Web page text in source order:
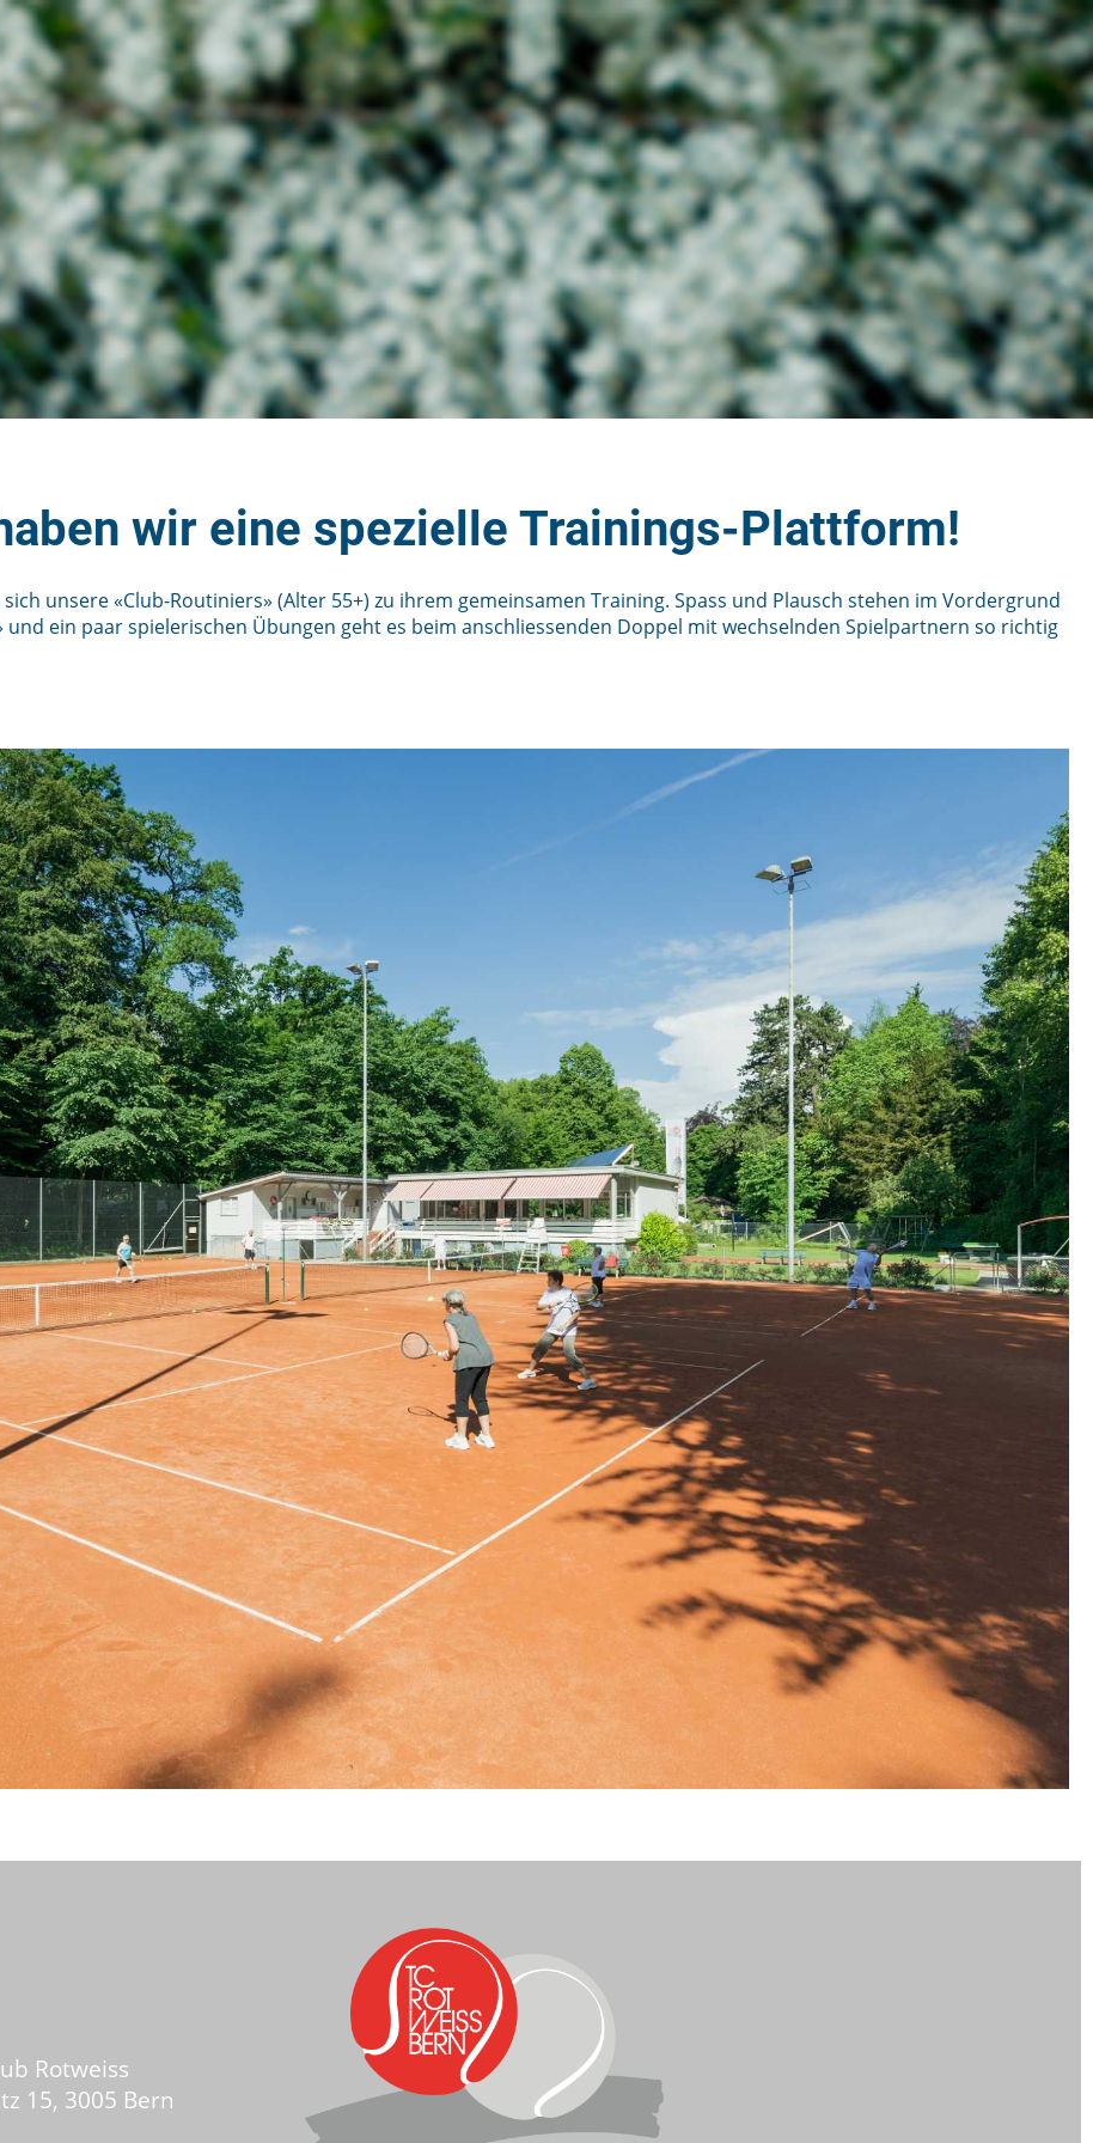
wir eine spezielle Trainings-Plattform!
unsere «Club-Routiniers» (Alter 55+) zu ihrem gemeinsamen Training. Spass und Plausch stehen im Vordergrund
ein paar spielerischen Übungen geht es beim anschliessenden Doppel mit wechselnden Spielpartnern so richtig
Rotweiss
15, 3005 Bern